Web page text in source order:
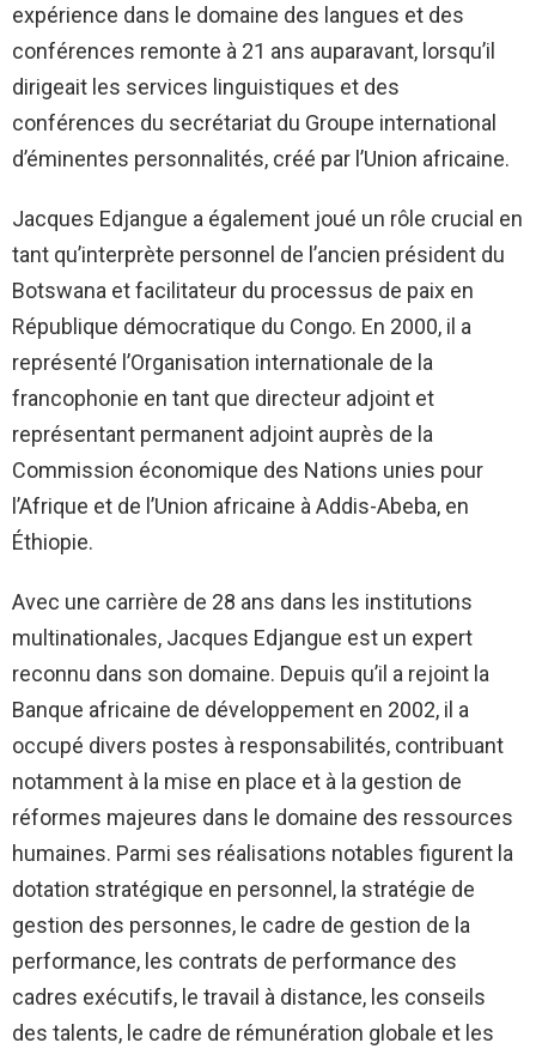
expérience dans le domaine des langues et des
conférences remonte à 21 ans auparavant, lorsqu’il
dirigeait les services linguistiques et des
conférences du secrétariat du Groupe international
d’éminentes personnalités, créé par l’Union africaine.
Jacques Edjangue a également joué un rôle crucial en
tant qu’interprète personnel de l’ancien président du
Botswana et facilitateur du processus de paix en
République démocratique du Congo. En 2000, il a
représenté l’Organisation internationale de la
francophonie en tant que directeur adjoint et
représentant permanent adjoint auprès de la
Commission économique des Nations unies pour
l’Afrique et de l’Union africaine à Addis-Abeba, en
Éthiopie.
Avec une carrière de 28 ans dans les institutions
multinationales, Jacques Edjangue est un expert
reconnu dans son domaine. Depuis qu’il a rejoint la
Banque africaine de développement en 2002, il a
occupé divers postes à responsabilités, contribuant
notamment à la mise en place et à la gestion de
réformes majeures dans le domaine des ressources
humaines. Parmi ses réalisations notables figurent la
dotation stratégique en personnel, la stratégie de
gestion des personnes, le cadre de gestion de la
performance, les contrats de performance des
cadres exécutifs, le travail à distance, les conseils
des talents, le cadre de rémunération globale et les